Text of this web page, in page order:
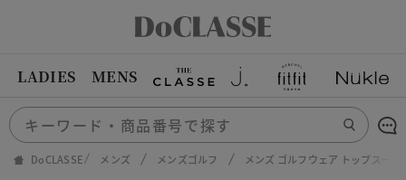
LADIES MENS
DoCLASSE メンズ メンズゴルフ メンズ ゴルフウェア トップス一覧